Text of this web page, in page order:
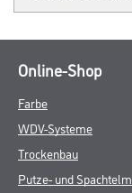
Online-Shop
Farbe
WDV-Systeme
Trockenbau
Putze- und